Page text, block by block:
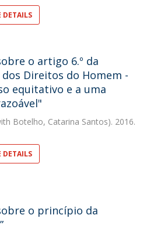
DETAILS
o artigo 6.º da
Direitos do Homem -
equitativo e a uma
Botelho, Catarina Santos). 2016.
DETAILS
o princípio da